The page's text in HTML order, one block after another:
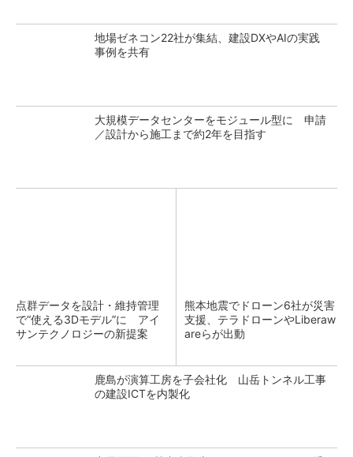
地場ゼネコン22社が集結、建設DXやAIの実践
事例を共有
大規模データセンターをモジュール型に 申請
／設計から施工まで約2年を目指す
点群データを設計・維持管理
で“使える3Dモデル”に アイ
サンテクノロジーの新提案
熊本地震でドローン6社が災害
支援、テラドローンやLiberaw
areらが出動
鹿島が演算工房を子会社化 山岳トンネル工事
の建設ICTを内製化